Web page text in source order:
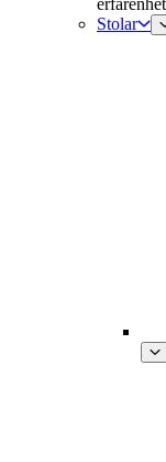
erfarenhet
Stolar